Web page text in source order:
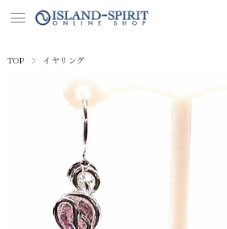
TOP イヤリング